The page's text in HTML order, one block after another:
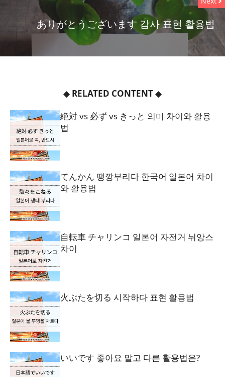
ありがとうございます 감사 표현 활용법
◆ RELATED CONTENT◆
絶対 vs 必ず vs きっと 의미 차이와 활용
법
てんかん 땡깡부리다 한국어 일본어 차이
와 활용법
自転車 チャリンコ 일본어 자전거 뉘앙스
차이
火ぶたを切る 시작하다 표현 활용법
いいです 좋아요 말고 다른 활용법은?